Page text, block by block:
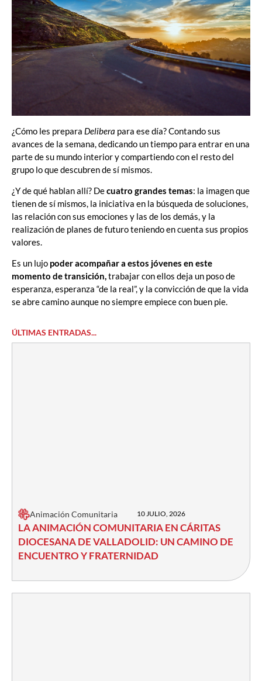
¿Cómo les prepara Delibera para ese día? Contando sus
avances de la semana, dedicando un tiempo para entrar en una
parte de su mundo interior y compartiendo con el resto del
grupo lo que descubren de sí mismos.
¿Y de qué hablan allí? Decuatro grandes temas: la imagen que
tienen de sí mismos, la iniciativa en la búsqueda de soluciones,
las relación con sus emociones y las de los demás, y la
realización de planes de futuro teniendo en cuenta sus propios
valores.
Es un lujo poder acompañar a estos jóvenes en este
momento de transición,trabajar con ellos deja un poso de
esperanza, esperanza “de la real”, y la convicción de que la vida
se abre camino aunque no siempre empiece con buen pie.
ÚLTIMAS ENTRADAS...
Animación Comunitaria 10 JULIO, 2026
LA ANIMACIÓN COMUNITARIA EN CÁRITAS
DIOCESANA DE VALLADOLID: UN CAMINO DE
ENCUENTRO Y FRATERNIDAD